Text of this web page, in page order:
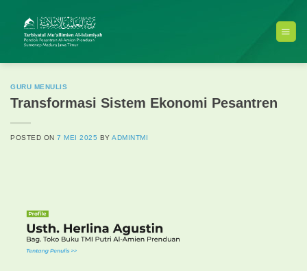
content
GURU MENULIS
Transformasi Sistem Ekonomi Pesantren
POSTED ON7 MEI 2025 BYADMINTMI